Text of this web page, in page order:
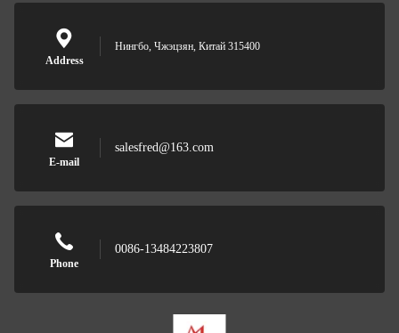
Address
Нингбо, Чжэцзян, Китай 315400
E-mail
salesfred@163.com
Phone
0086-13484223807